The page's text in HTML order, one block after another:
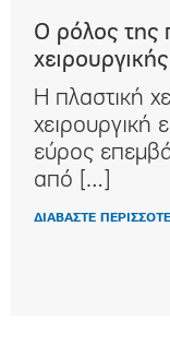
Ο ρόλος της
Η πλαστική
χειρουργική
εύρος
από […]
ΔΙΑΒΑΣΤΕ